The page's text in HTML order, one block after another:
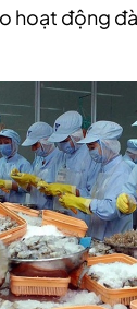
hoạt động